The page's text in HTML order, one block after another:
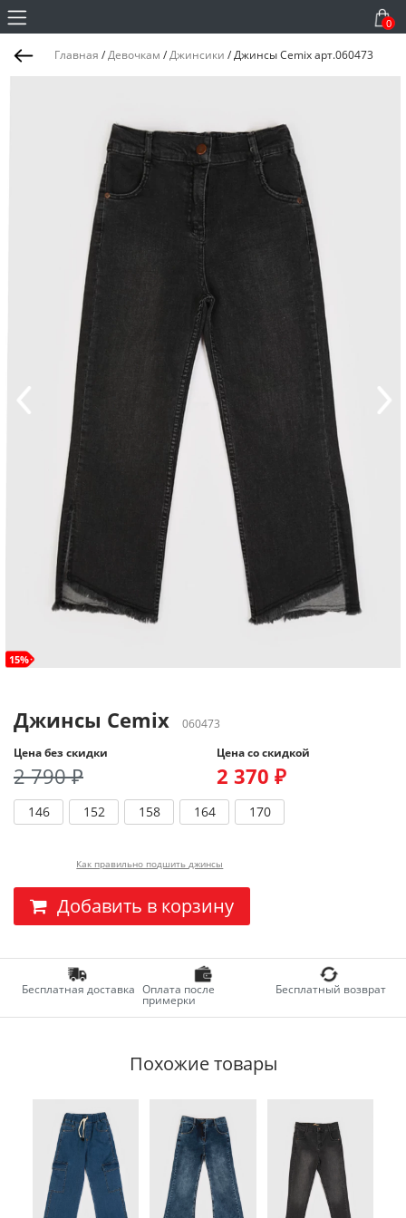
0
Главная /Девочкам /Джинсики /Джинсы Cemix арт.060473
15%
Джинсы Cemix
060473
Цена без скидки
2 790 ₽
Цена со скидкой
2 370 ₽
146 152 158 164 170
Как правильно подшить джинсы
Добавить в корзину
Бесплатная доставка Оплата после
примерки
Бесплатный возврат
Похожие товары